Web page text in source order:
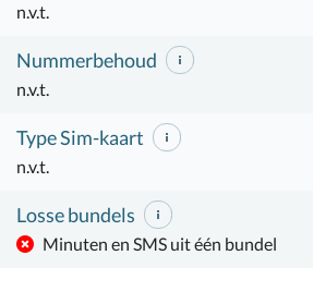
n.v.t.
Nummerbehoud
n.v.t.
Type Sim-kaart
n.v.t.
Losse bundels
Minuten en SMS uit één bundel